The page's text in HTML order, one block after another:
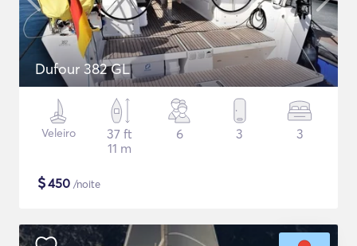
Dufour 382 GL
Veleiro
37 ft
11 m
6 3 3
$450 /noite